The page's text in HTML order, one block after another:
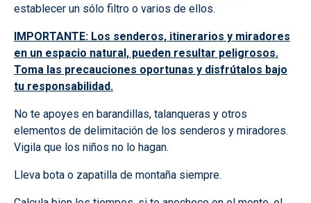
establecer un sólo filtro o varios de ellos.
IMPORTANTE: Los senderos, itinerarios y miradores
en un espacio natural, pueden resultar peligrosos.
Toma las precauciones oportunas y disfrútalos bajo
tu responsabilidad.
No te apoyes en barandillas, talanqueras y otros
elementos de delimitación de los senderos y miradores.
Vigila que los niños no lo hagan.
Lleva bota o zapatilla de montaña siempre.